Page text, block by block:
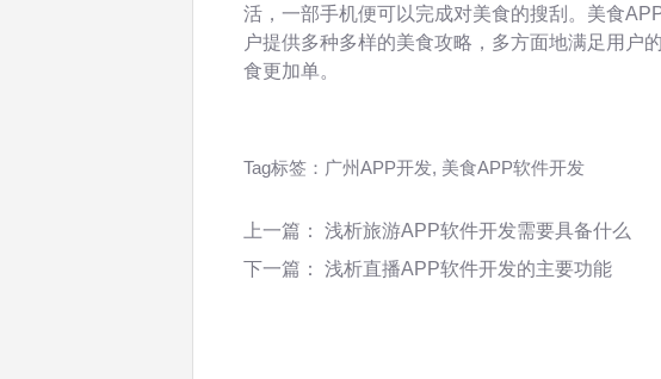
活，一部手机便可以完成对美食的搜刮。美食
户提供多种多样的美食攻略，多方面地满足用户
食更加单。
Tag标签： 广州APP开发, 美食APP软件开发
上一篇： 浅析旅游APP软件开发需要具备什么
下一篇： 浅析直播APP软件开发的主要功能